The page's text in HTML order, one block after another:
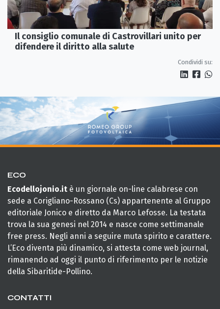
Il consiglio comunale di Castrovillari unito per
difendere il diritto alla salute
Condividi su:
ECO
Ecodellojonio.it è un giornale on-line calabrese con
sede a Corigliano-Rossano (Cs) appartenente al Gruppo
editoriale Jonico e diretto da Marco Lefosse. La testata
trova la sua genesi nel 2014 e nasce come settimanale
free press. Negli anni a seguire muta spirito e carattere.
L’Eco diventa più dinamico, si attesta come web journal,
rimanendo ad oggi il punto di riferimento per le notizie
della Sibaritide-Pollino.
CONTATTI